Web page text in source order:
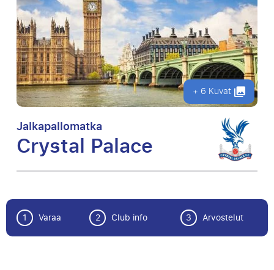
+ 6 Kuvat
Jalkapallomatka
Crystal Palace
1 Varaa 2 Club info 3 Arvostelut